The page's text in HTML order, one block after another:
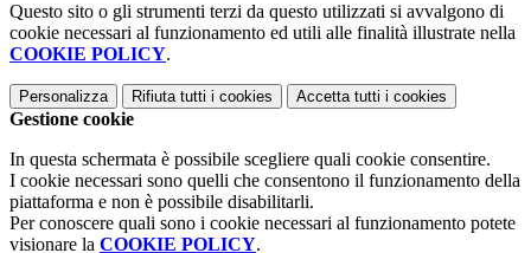
Questo sito o gli strumenti terzi da questo utilizzati si avvalgono di
cookie necessari al funzionamento ed utili alle finalità illustrate nella
COOKIE POLICY.
Personalizza Rifiuta tutti i cookies Accetta tutti i cookies
Gestione cookie
In questa schermata è possibile scegliere quali cookie consentire.
I cookie necessari sono quelli che consentono il funzionamento della
piattaforma e non è possibile disabilitarli.
Per conoscere quali sono i cookie necessari al funzionamento potete
visionare la COOKIE POLICY.